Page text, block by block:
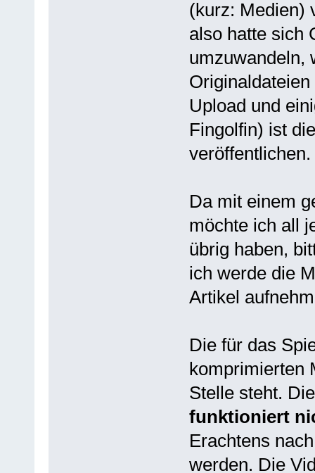
(kurz: Medien)
also hatte sich
umzuwandeln,
Upload und
Fingolfin) ist
veröffentlichen.
Da mit einem
möchte ich all
übrig haben,
ich werde die
Artikel
Die für das
komprimierten
Stelle steht.
funktioniert
Erachtens
werden. Die